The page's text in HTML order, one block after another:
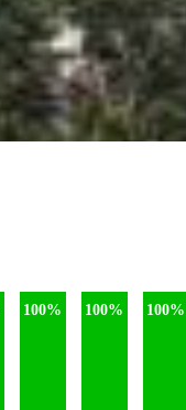
100% 100% 100%